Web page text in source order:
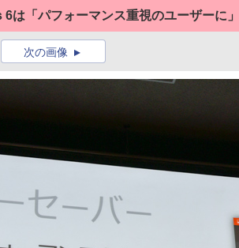
は「パフォーマンス重視のユーザーに」
次の画像